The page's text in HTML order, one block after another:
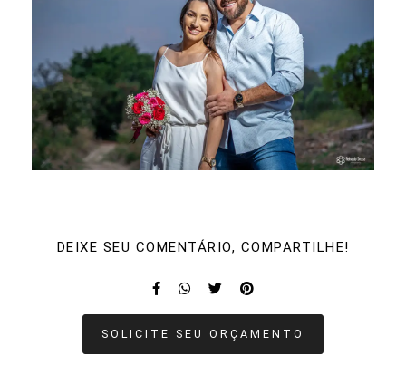
DEIXE SEU COMENTÁRIO, COMPARTILHE!
SOLICITE SEU ORÇAMENTO